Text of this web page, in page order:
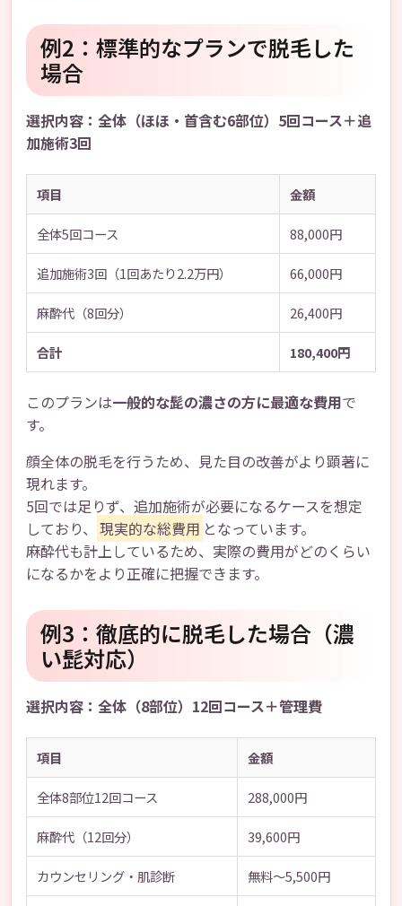
例2：標準的なプランで脱毛した
場合
選択内容：全体（ほほ・首含む6部位）5回コース＋追
加施術3回
項目 金額
全体5回コース 88,000円
追加施術3回（1回あたり2.2万円） 66,000円
麻酔代（8回分） 26,400円
合計 180,400円
このプランは一般的な髭の濃さの方に最適な費用で
す。
顔全体の脱毛を行うため、見た目の改善がより顕著に
現れます。
5回では足りず、追加施術が必要になるケースを想定
しており、 現実的な総費用 となっています。
麻酔代も計上しているため、実際の費用がどのくらい
になるかをより正確に把握できます。
例3：徹底的に脱毛した場合（濃
い髭対応）
選択内容：全体（8部位）12回コース＋管理費
項目 金額
全体8部位12回コース 288,000円
麻酔代（12回分） 39,600円
カウンセリング・肌診断 無料～5,500円